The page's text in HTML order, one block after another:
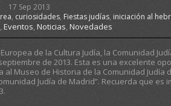
17 Sep 2013
, curiosidades, Fiestas judías, iniciación al
,Eventos,Noticias,Novedades
de la Cultura Judía, la Comunidad
de 2013. Esta es una excelente
Museo de Historia de la Comunidad Judía
Judía de Madrid”. Recuerda que